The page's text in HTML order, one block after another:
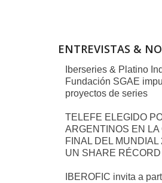
ENTREVISTAS &
Iberseries & Platino
Fundación SGAE
proyectos de series
TELEFE ELEGIDO
ARGENTINOS EN LA
FINAL DEL MUNDIAL
UN SHARE
IBEROFIC invita a